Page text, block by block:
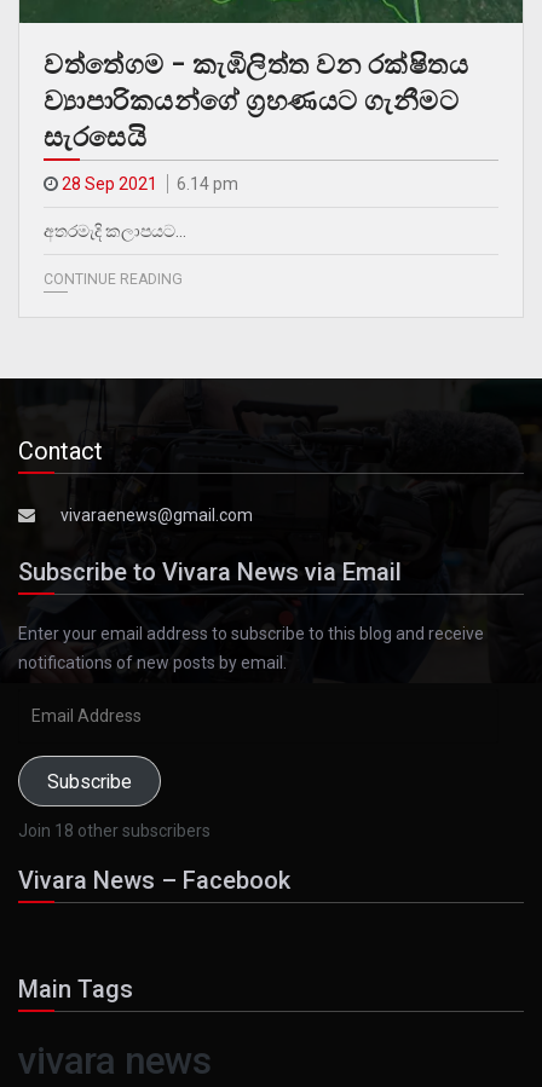
වත්තේගම – කැඹිලිත්ත වන රක්ෂිතය
ව්‍යාපාරිකයන්ගේ ග්‍රහණයට ගැනීමට
සැරසෙයි
28 Sep 2021 6.14 pm
අතරමැදි කලාපයට…
CONTINUE READING
Contact
vivaraenews@gmail.com
Subscribe to Vivara News via Email
Enter your email address to subscribe to this blog and receive
notifications of new posts by email.
Subscribe
Join 18 other subscribers
Vivara News – Facebook
Main Tags
vivara news